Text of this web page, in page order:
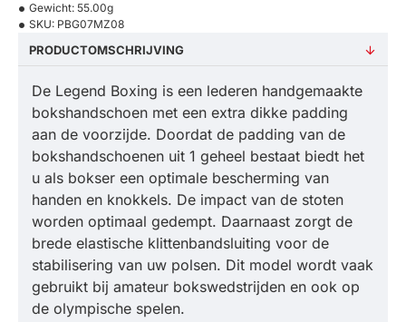
Gewicht: 55.00g
SKU: PBG07MZ08
PRODUCTOMSCHRIJVING
De Legend Boxing is een lederen handgemaakte
bokshandschoen met een extra dikke padding
aan de voorzijde. Doordat de padding van de
bokshandschoenen uit 1 geheel bestaat biedt het
u als bokser een optimale bescherming van
handen en knokkels. De impact van de stoten
worden optimaal gedempt. Daarnaast zorgt de
brede elastische klittenbandsluiting voor de
stabilisering van uw polsen. Dit model wordt vaak
gebruikt bij amateur bokswedstrijden en ook op
de olympische spelen.